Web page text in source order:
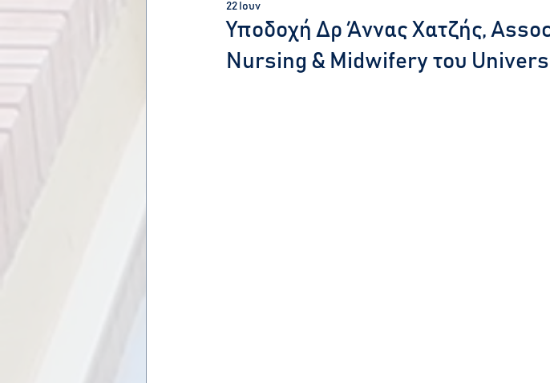
Υποδοχή Δρ Άννας Χατζής,
Nursing & Midwifery του
22 Ιουν